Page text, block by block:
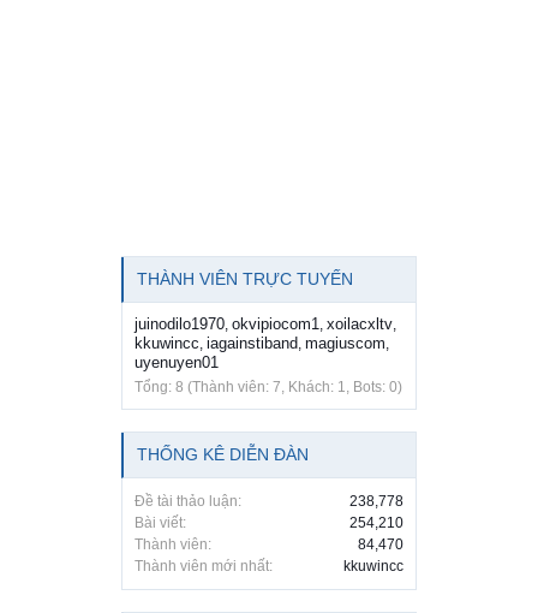
THÀNH VIÊN TRỰC TUYẾN
juinodilo1970 okvipiocom1 xoilacxltv
kkuwincc iagainstiband magiuscom
uyenuyen01
Tổng: 8 (Thành viên: 7, Khách: 1, Bots: 0)
THỐNG KÊ DIỄN ĐÀN
Đề tài thảo luận:
238,778
Bài viết:
254,210
Thành viên:
84,470
Thành viên mới nhất:
kkuwincc